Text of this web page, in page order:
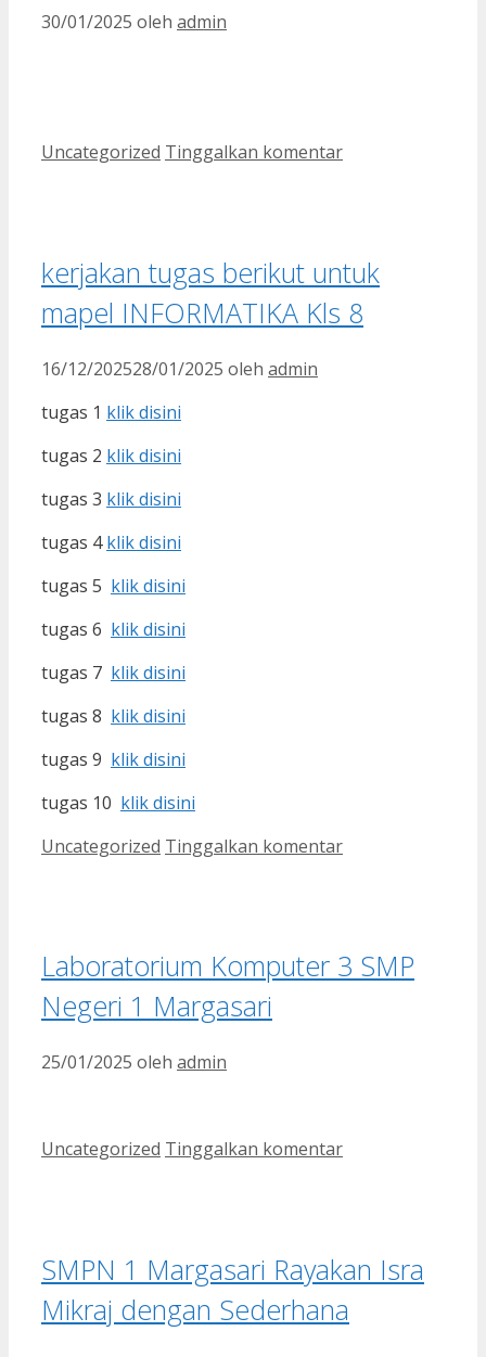
30/01/2025 oleh admin
Kategori
Uncategorized Tinggalkan komentar
kerjakan tugas berikut untuk
mapel INFORMATIKA Kls 8
16/12/202528/01/2025 oleh admin
tugas 1 klik disini
tugas 2 klik disini
tugas 3 klik disini
tugas 4klik disini
tugas 5 klik disini
tugas 6 klik disini
tugas 7 klik disini
tugas 8 klik disini
tugas 9 klik disini
tugas 10 klik disini
Kategori
Uncategorized Tinggalkan komentar
Laboratorium Komputer 3 SMP
Negeri 1 Margasari
25/01/2025 oleh admin
Kategori
Uncategorized Tinggalkan komentar
SMPN 1 Margasari Rayakan Isra
Mikraj dengan Sederhana